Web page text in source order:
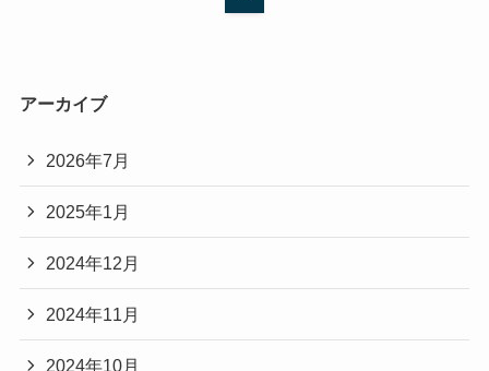
アーカイブ
2026年7月
2025年1月
2024年12月
2024年11月
2024年10月